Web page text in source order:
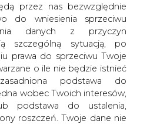
przez nas bezwzględnie
do wniesienia sprzeciwu
danych z przyczyn
szczególną sytuacją, po
prawa do sprzeciwu Twoje
o ile nie będzie istnieć
podstawa do
wobec Twoich interesów,
podstawa do ustalenia,
roszczeń. Twoje dane nie
Niemiec